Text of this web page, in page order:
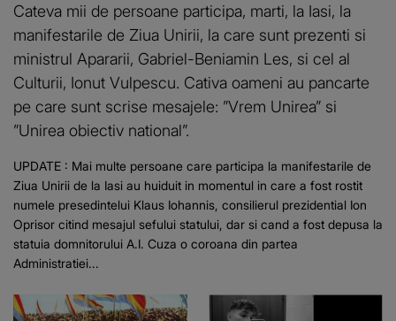
Cateva mii de persoane participa, marti, la Iasi, la
manifestarile de Ziua Unirii, la care sunt prezenti si
ministrul Apararii, Gabriel-Beniamin Les, si cel al
Culturii, Ionut Vulpescu. Cativa oameni au pancarte
pe care sunt scrise mesajele: ”Vrem Unirea” si
”Unirea obiectiv national”.
UPDATE : Mai multe persoane care participa la manifestarile de
Ziua Unirii de la Iasi au huiduit in momentul in care a fost rostit
numele presedintelui Klaus Iohannis, consilierul prezidential Ion
Oprisor citind mesajul sefului statului, dar si cand a fost depusa la
statuia domnitorului A.I. Cuza o coroana din partea
Administratiei...